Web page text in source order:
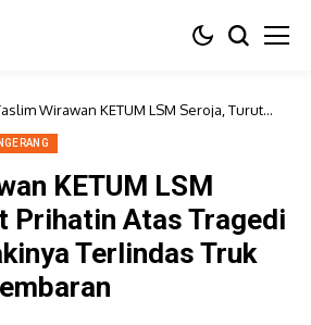
Wirawan KETUM LSM Seroja, Turut
Truk Tanah di Salembaran
KETUM LSM
Prihatin Atas Tragedi
Terlindas Truk